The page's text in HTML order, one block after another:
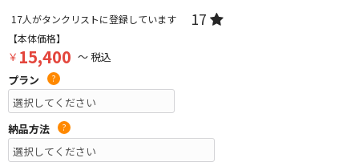
17人がタンクリストに登録しています 17
【本体価格】
￥ 15,400 ～ 税込
プラン
?
納品方法 ?